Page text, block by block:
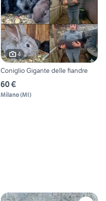
4
Coniglio Gigante delle fiandre
60 €
Milano(MI)